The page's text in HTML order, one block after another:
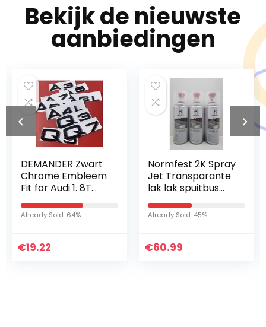
Bekijk de nieuwste
aanbiedingen
DEMANDER Zwart
Chrome Embleem
Fit for Audi 1. 8T
2.0T 2.4 3.0T 3.2 3.6
A3 A4 A5 A6L A7
A8L Q3 Q5 Q7 Four
Already Sold: 64%
€19.22
Normfest 2K Spray
Jet Transparante
lak lak spuitbus
hoogglans 400ML
(3)
Already Sold: 45%
€60.99